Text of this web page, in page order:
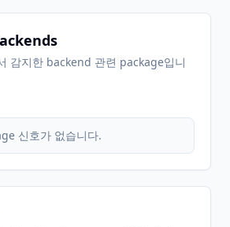
감지한 backend 관련 package입니
신호가 없습니다.